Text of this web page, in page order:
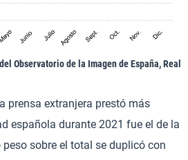
Observatorio de la Imagen de España, Real
prensa extranjera prestó más
española durante 2021 fue el de la
sobre el total se duplicó con